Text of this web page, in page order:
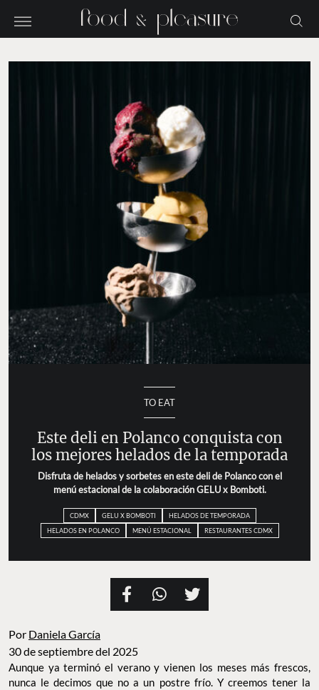
TO EAT
Este deli en Polanco conquista con
los mejores helados de la temporada
Disfruta de helados y sorbetes en este deli de Polanco con el
menú estacional de la colaboración GELU x Bomboti.
CDMX GELU X BOMBOTI
HELADOS DE TEMPORADA
HELADOS EN POLANCO
MENÚ ESTACIONAL RESTAURANTES CDMX
Por Daniela García
30 de septiembre del 2025
Aunque ya terminó el verano y vienen los meses más frescos,
nunca le decimos que no a un postre frío. Y creemos tener la